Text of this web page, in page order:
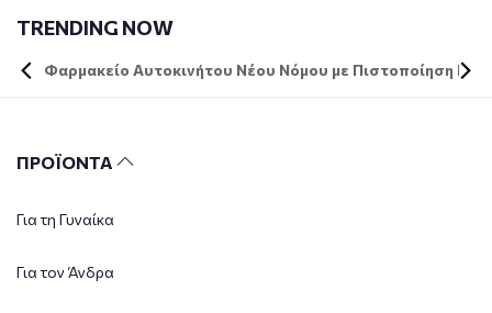
TRENDING NOW
Φαρμακείο Αυτοκινήτου Νέου Νόμου με Πιστοποίηση DIN
ΠΡΟΪΟΝΤΑ
Για τη Γυναίκα
Για τον Άνδρα